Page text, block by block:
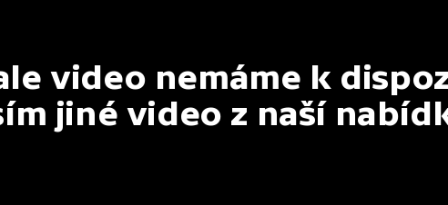
video nemáme k
jiné video z naší